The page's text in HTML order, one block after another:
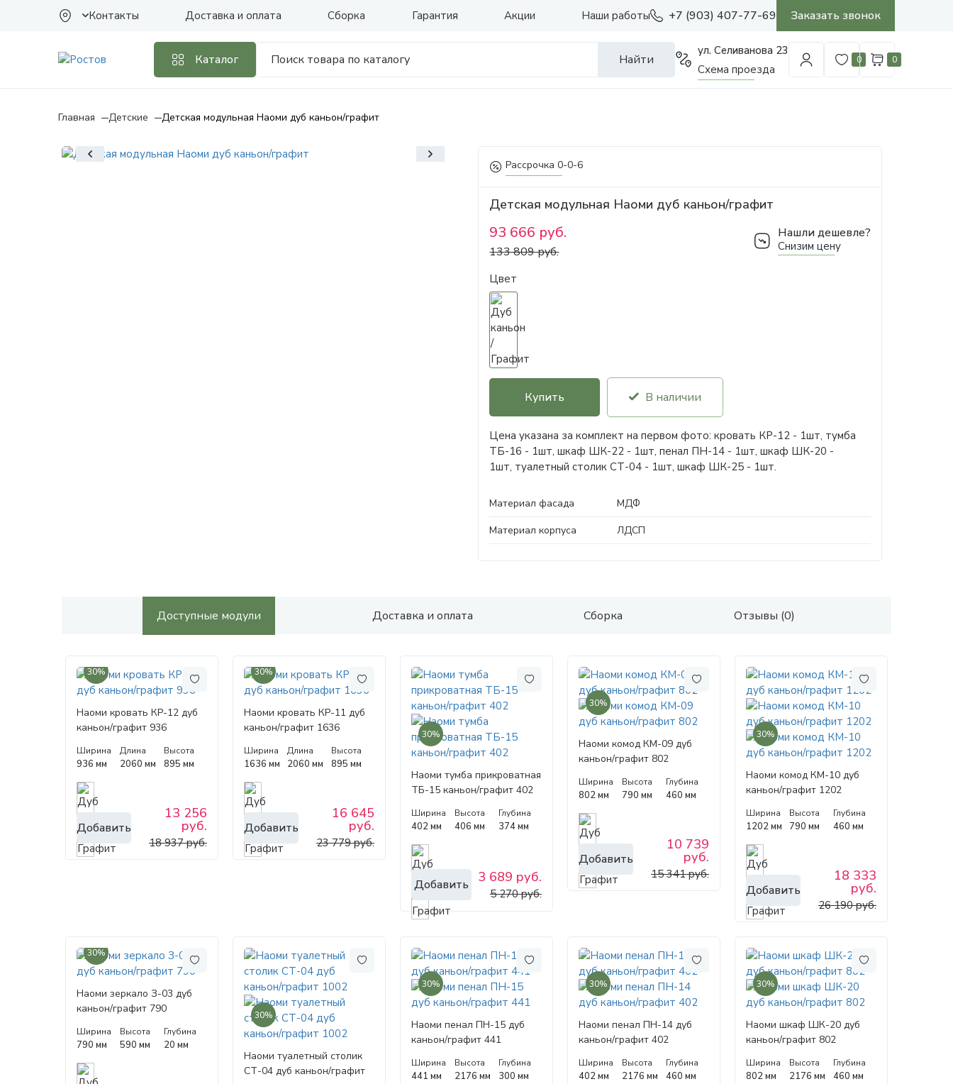
Контакты Доставка и оплата Сборка Гарантия Наши работы
Акции +7 (903) 407-77-69 Заказать звонок
Каталог Найти
ул. Селиванова 23
Схема проезда
0 0
Главная Детские Детская модульная Наоми дуб каньон/графит
Рассрочка 0-0-6
Детская модульная Наоми дуб каньон/графит
93 666 руб.
133 809 руб.
Нашли дешевле?
Снизим цену
Цвет
Купить В наличии
Цена указана за комплект на первом фото: кровать КР-12 - 1шт, тумба
ТБ-16 - 1шт, шкаф ШК-22 - 1шт, пенал ПН-14 - 1шт, шкаф ШК-20 -
1шт, туалетный столик СТ-04 - 1шт, шкаф ШК-25 - 1шт.
Материал фасада
МДФ
Материал корпуса
ЛДСП
Доступные модули Доставка и оплата Сборка Отзывы (0)
30%
Наоми кровать КР-12 дуб
каньон/графит 936
Ширина
936 мм
Длина
2060 мм
Высота
895 мм
Добавить
13 256
руб.
18 937 руб.
30%
Наоми кровать КР-11 дуб
каньон/графит 1636
Ширина
1636 мм
Длина
2060 мм
Высота
895 мм
Добавить
16 645
руб.
23 779 руб.
30%
Наоми тумба прикроватная
ТБ-15 каньон/графит 402
Ширина
402 мм
Высота
406 мм
Глубина
374 мм
Добавить 3 689 руб.
5 270 руб.
30%
Наоми комод КМ-09 дуб
каньон/графит 802
Ширина
802 мм
Высота
790 мм
Глубина
460 мм
Добавить
10 739
руб.
15 341 руб.
30%
Наоми комод КМ-10 дуб
каньон/графит 1202
Ширина
1202 мм
Высота
790 мм
Глубина
460 мм
Добавить
18 333
руб.
26 190 руб.
30%
Наоми зеркало З-03 дуб
каньон/графит 790
Ширина
790 мм
Высота
590 мм
Глубина
20 мм
30%
Наоми туалетный столик
СТ-04 дуб каньон/графит
30%
Наоми пенал ПН-15 дуб
каньон/графит 441
Ширина
441 мм
Высота
2176 мм
Глубина
300 мм
30%
Наоми пенал ПН-14 дуб
каньон/графит 402
Ширина
402 мм
Высота
2176 мм
Глубина
460 мм
30%
Наоми шкаф ШК-20 дуб
каньон/графит 802
Ширина
802 мм
Высота
2176 мм
Глубина
460 мм